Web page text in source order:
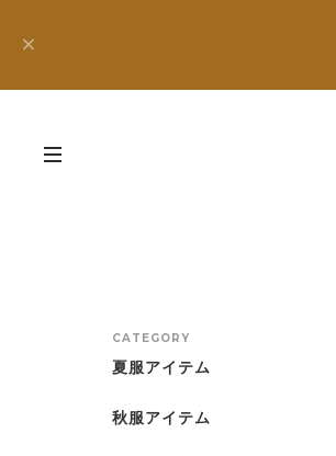
CATEGORY
夏服アイテム
秋服アイテム